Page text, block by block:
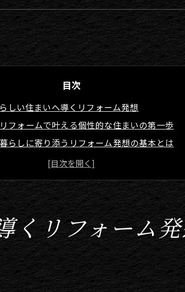
目次
しい住まいへ導くリフォーム発想
リフォームで叶える個性的な住まいの第一歩
暮らしに寄り添うリフォーム発想の基本とは
住み心地を高めるリフォーム発想のコツ
自分らしさを活かすリフォームの考え方
アートデコを意識したリフォームの始め方
デコで空間を彩る大分県流の工夫
リフォームで楽しむアートデコの工夫
大分県の暮らしに馴染むアートデコ術
リフォームで空間が生まれ変わる理由
アートデコを活かした実用的な工夫
くリフォーム